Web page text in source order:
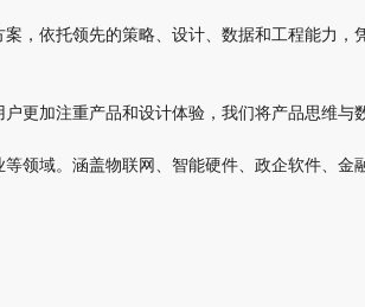
，依托领先的策略、设计、数据和工程能力
加注重产品和设计体验，我们将产品思维与
领域。涵盖物联网、智能硬件、政企软件、